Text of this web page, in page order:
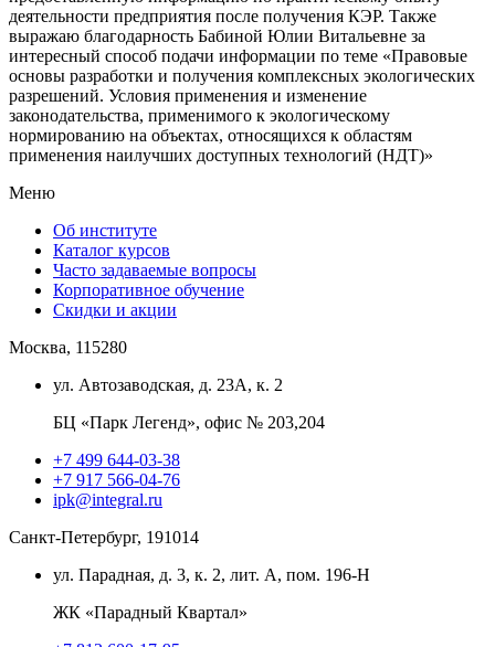
деятельности предприятия после получения КЭР. Также
выражаю благодарность Бабиной Юлии Витальевне за
интересный способ подачи информации по теме «Правовые
основы разработки и получения комплексных экологических
разрешений. Условия применения и изменение
законодательства, применимого к экологическому
нормированию на объектах, относящихся к областям
применения наилучших доступных технологий (НДТ)»
Меню
Об институте
Каталог курсов
Часто задаваемые вопросы
Корпоративное обучение
Скидки и акции
Москва, 115280
ул. Автозаводская, д. 23А, к. 2
БЦ «Парк Легенд», офис № 203,204
+7 499 644-03-38
+7 917 566-04-76
ipk@integral.ru
Санкт-Петербург, 191014
ул. Парадная, д. 3, к. 2, лит. А, пом. 196-Н
ЖК «Парадный Квартал»